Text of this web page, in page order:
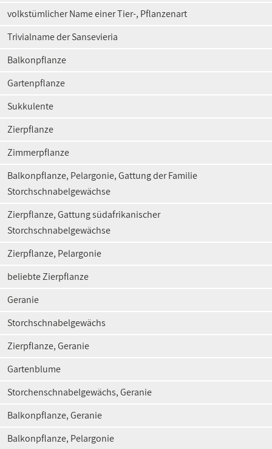
volkstümlicher Name einer Tier-, Pflanzenart
Trivialname der Sansevieria
Balkonpflanze
Gartenpflanze
Sukkulente
Zierpflanze
Zimmerpflanze
Balkonpflanze, Pelargonie, Gattung der Familie
Storchschnabelgewächse
Zierpflanze, Gattung südafrikanischer
Storchschnabelgewächse
Zierpflanze, Pelargonie
beliebte Zierpflanze
Geranie
Storchschnabelgewächs
Zierpflanze, Geranie
Gartenblume
Storchenschnabelgewächs, Geranie
Balkonpflanze, Geranie
Balkonpflanze, Pelargonie